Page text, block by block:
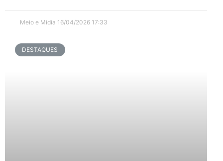
Meio e Midia 16/04/2026 17:33
DESTAQUES